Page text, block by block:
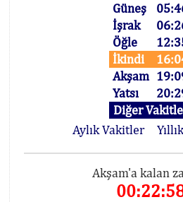
Güneş
İşrak
Öğle
İkindi
Akşam
Yatsı
Diğer
Aylık Vakitler
Akşam'a kalan